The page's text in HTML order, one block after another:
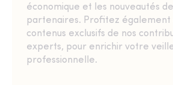
économique et les nouveautés
partenaires. Profitez également
contenus exclusifs de nos
experts, pour enrichir votre
professionnelle.